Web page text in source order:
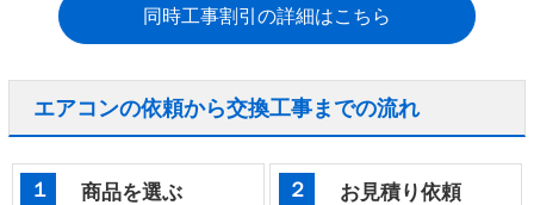
同時工事割引の詳細はこちら
エアコンの依頼から交換工事までの流れ
１ 商品を選ぶ ２ お見積り依頼